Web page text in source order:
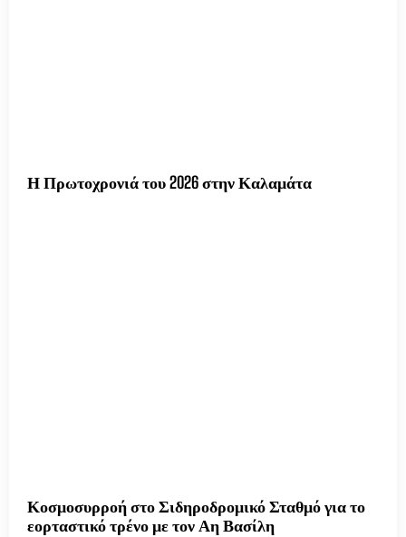
Η Πρωτοχρονιά του 2026 στην Καλαμάτα
Κοσμοσυρροή στο Σιδηροδρομικό Σταθμό για το
εορταστικό τρένο με τον Αη Βασίλη